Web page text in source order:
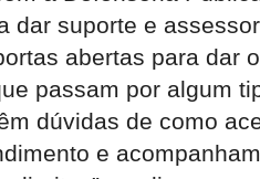
dar suporte e
abertas para dar
passam por algum
dúvidas de como
e